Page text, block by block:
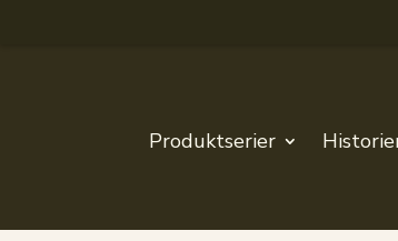
Produktserier